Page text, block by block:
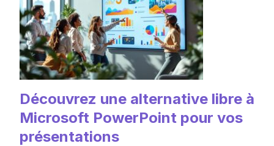
Découvrez une alternative libre à
Microsoft PowerPoint pour vos
présentations